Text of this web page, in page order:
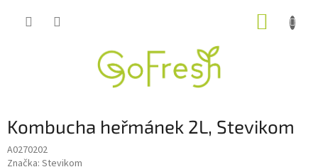
Kombucha heřmánek 2L, Stevikom
A0270202
Značka: Stevikom